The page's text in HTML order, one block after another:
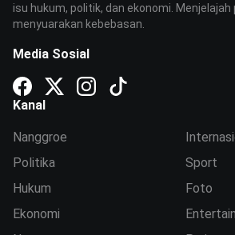
isu hukum, politik, dan ekonomi. Menjelajah
menyuarakan kebebasan.
Media Sosial
Kanal
Nanggroe
Politika
Hukum
Ekonomi
Sport
Foto